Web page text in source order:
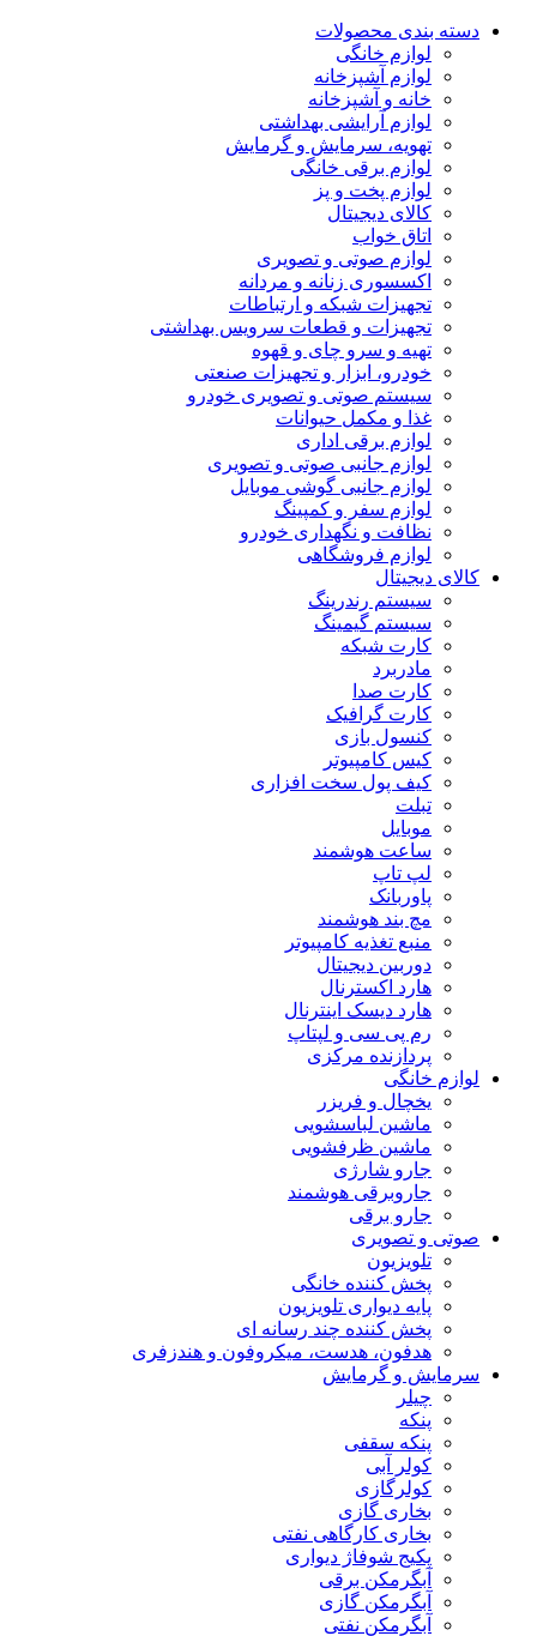
دسته بندی محصولات
لوازم خانگی
لوازم آشپزخانه
خانه و آشپزخانه
لوازم آرایشی بهداشتی
تهویه، سرمایش و گرمایش
لوازم برقی خانگی
لوازم پخت و پز
کالای دیجیتال
اتاق خواب
لوازم صوتی و تصویری
اکسسوری زنانه و مردانه
تجهیزات شبکه و ارتباطات
تجهیزات و قطعات سرویس بهداشتی
تهیه و سرو چای و قهوه
خودرو، ابزار و تجهیزات صنعتی
سیستم صوتی و تصویری خودرو
غذا و مکمل حیوانات
لوازم برقی اداری
لوازم جانبی صوتی و تصویری
لوازم جانبی گوشی موبایل
لوازم سفر و کمپینگ
نظافت و نگهداری خودرو
لوازم فروشگاهی
کالای دیجیتال
سیستم رندرینگ
سیستم گیمینگ
کارت شبکه
مادربرد
کارت صدا
کارت گرافیک
کنسول بازی
کیس کامپیوتر
کیف پول سخت افزاری
تبلت
موبایل
ساعت هوشمند
لپ تاپ
پاوربانک
مچ بند هوشمند
منبع تغذیه کامپیوتر
دوربین دیجیتال
هارد اکسترنال
هارد دیسک اینترنال
رم پی سی و لپتاپ
پردازنده مرکزی
لوازم خانگی
یخچال و فریزر
ماشین لباسشویی
ماشین ظرفشویی
جارو شارژی
جاروبرقی هوشمند
جارو برقی
صوتی و تصویری
تلویزیون
پخش کننده خانگی
پایه دیواری تلویزیون
پخش کننده چند رسانه ای
هدفون، هدست، میکروفون و هندزفری
سرمایش و گرمایش
چیلر
پنکه
پنکه سقفی
کولر آبی
کولرگازی
بخاری گازی
بخاری کارگاهی نفتی
پکیج شوفاژ دیواری
آبگرمکن برقی
آبگرمکن گازی
آبگرمکن نفتی